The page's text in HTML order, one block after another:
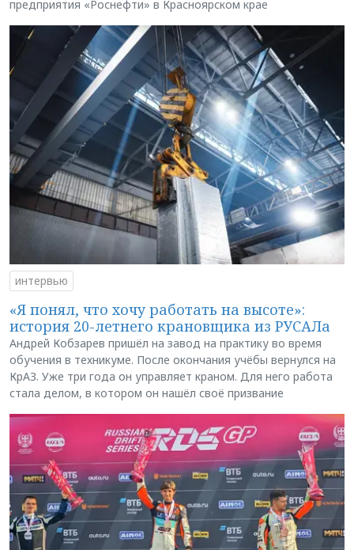
предприятия «Роснефти» в Красноярском крае
интервью
«Я понял, что хочу работать на высоте»:
история 20-летнего крановщика из РУСАЛа
Андрей Кобзарев пришёл на завод на практику во время
обучения в техникуме. После окончания учёбы вернулся на
КрАЗ. Уже три года он управляет краном. Для него работа
стала делом, в котором он нашёл своё призвание